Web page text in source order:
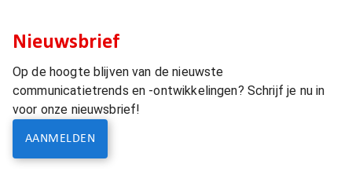
Nieuwsbrief
Op de hoogte blijven van de nieuwste
communicatietrends en -ontwikkelingen? Schrijf je nu in
voor onze nieuwsbrief!
AANMELDEN